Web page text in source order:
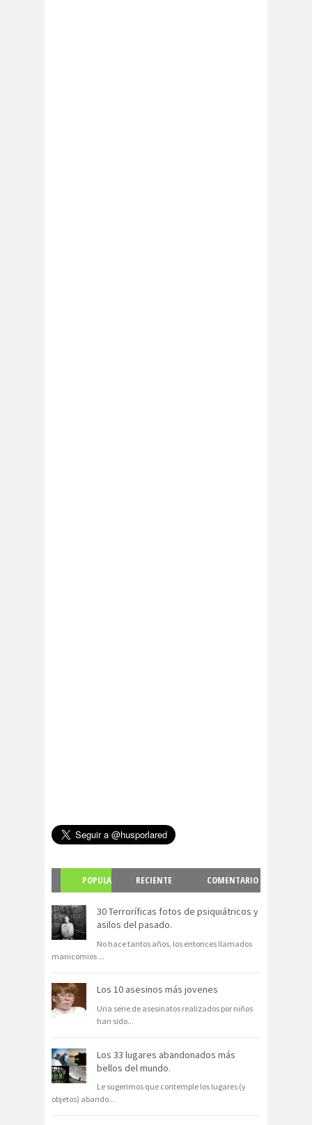
POPULA
R
RECIENTE
COMENTARIO
30 Terroríficas fotos de psiquiátricos y
asilos del pasado.
No hace tantos años, los entonces llamados
manicomios ...
Los 10 asesinos más jovenes
Una serie de asesinatos realizados por niños
han sido...
Los 33 lugares abandonados más
bellos del mundo.
Le sugerimos que contemple los lugares (y
objetos) abando...